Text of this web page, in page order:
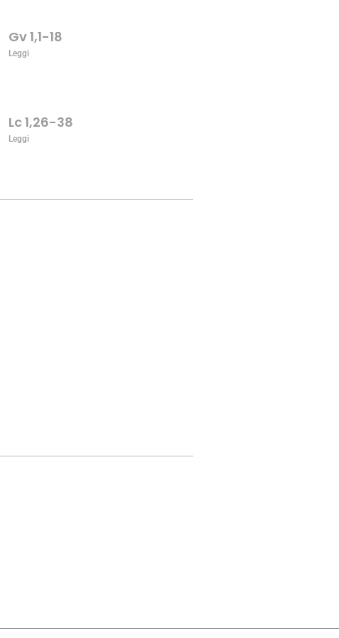
Gv 1,1-18
Leggi
Lc 1,26-38
Leggi